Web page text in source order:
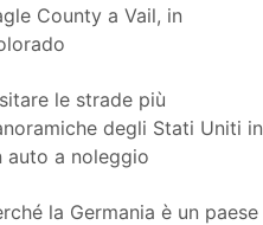
County a Vail, in
le strade più
degli Stati Uniti in
auto a noleggio
la Germania è un paese